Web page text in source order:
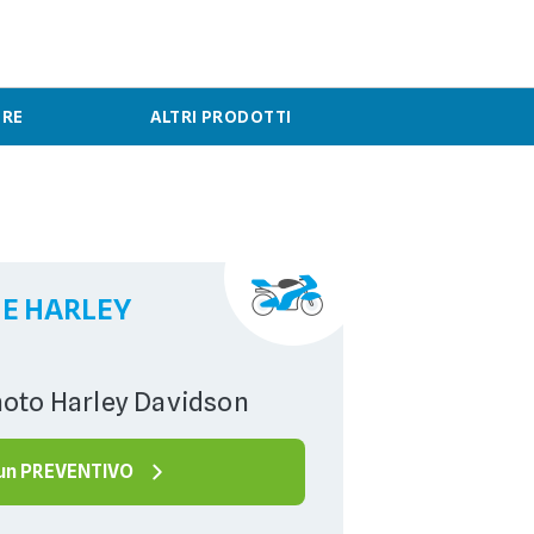
ALTRI PRODOTTI
HARLEY
Harley Davidson
PREVENTIVO